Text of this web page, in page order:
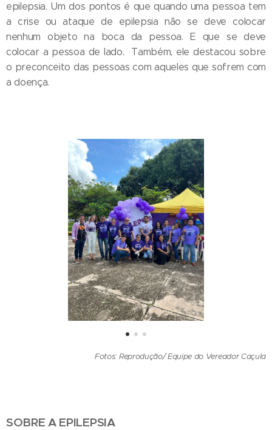
epilepsia. Um dos pontos é que quando uma pessoa tem
a crise ou ataque de epilepsia não se deve colocar
nenhum objeto na boca da pessoa. E que se deve
colocar a pessoa de lado. Também, ele destacou sobre
o preconceito das pessoas com aqueles que sofrem com
a doença.
Fotos: Reprodução/ Equipe do VereadorCaçula
SOBRE A EPILEPSIA